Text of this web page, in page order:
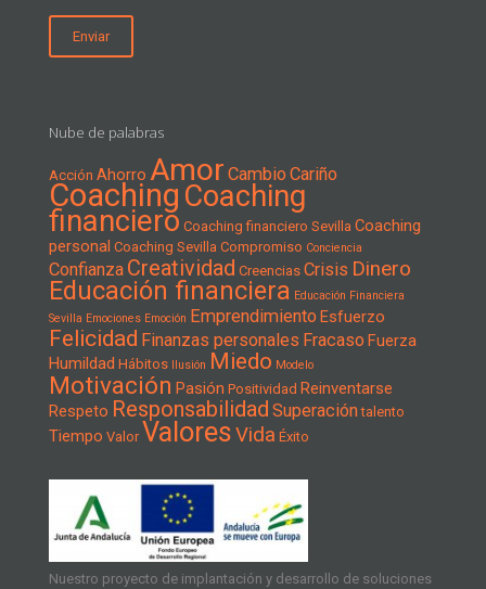
Nube de palabras
Acción Ahorro Amor Cambio Cariño
Coaching Coaching
financiero Coaching financiero Sevilla Coaching
personal Coaching Sevilla Compromiso Conciencia
Confianza Creatividad Creencias Crisis Dinero
Educación financiera Educación Financiera
Sevilla Emociones Emoción Emprendimiento Esfuerzo
Felicidad Finanzas personales Fracaso Fuerza
Humildad Hábitos Ilusión Miedo Modelo
Motivación Pasión Positividad Reinventarse
Respeto Responsabilidad Superación talento
Tiempo Valor ValoresVida Éxito
Nuestro proyecto de implantación y desarrollo de soluciones